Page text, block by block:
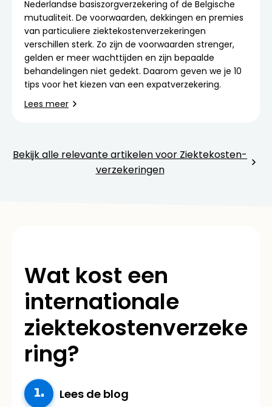
Nederlandse basiszorgverzekering of de Belgische
mutualiteit. De voorwaarden, dekkingen en premies
van particuliere ziektekostenverzekeringen
verschillen sterk. Zo zijn de voorwaarden strenger,
gelden er meer wachttijden en zijn bepaalde
behandelingen niet gedekt. Daarom geven we je 10
tips voor het kiezen van een expatverzekering.
Lees meer
Bekijk alle relevante artikelen voor Ziektekosten­
verzekeringen
Wat kost een
internationale
ziektekostenverzeke
ring?
Lees de blog